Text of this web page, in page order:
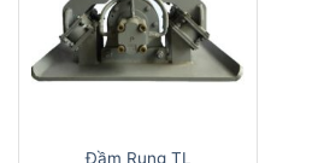
Đầm Rung TL